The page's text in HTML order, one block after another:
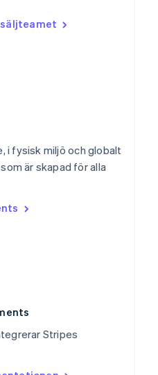
i fysisk miljö och globalt
är skapad för alla
Stripes